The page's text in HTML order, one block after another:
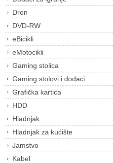
Dron
DVD-RW
eBicikli
eMotocikli
Gaming stolica
Gaming stolovi i dodaci
Grafička kartica
HDD
Hladnjak
Hladnjak za kućište
Jamstvo
Kabel